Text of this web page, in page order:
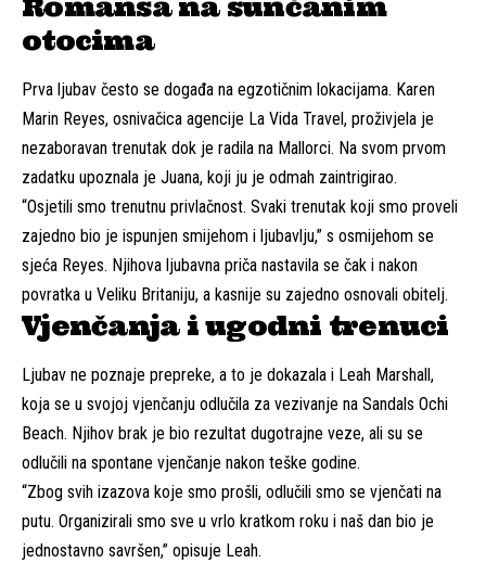
otocima
Prva ljubav često se događa na egzotičnim lokacijama. Karen
Marin Reyes, osnivačica agencije La Vida Travel, proživjela je
nezaboravan trenutak dok je radila na Mallorci. Na svom prvom
zadatku upoznala je Juana, koji ju je odmah zaintrigirao.
“Osjetili smo trenutnu privlačnost. Svaki trenutak koji smo proveli
zajedno bio je ispunjen smijehom i ljubavlju,” s osmijehom se
sjeća Reyes. Njihova ljubavna priča nastavila se čak i nakon
povratka u Veliku Britaniju, a kasnije su zajedno osnovali obitelj.
Vjenčanja i ugodni trenuci
Ljubav ne poznaje prepreke, a to je dokazala i Leah Marshall,
koja se u svojoj vjenčanju odlučila za vezivanje na Sandals Ochi
Beach. Njihov brak je bio rezultat dugotrajne veze, ali su se
odlučili na spontane vjenčanje nakon teške godine.
“Zbog svih izazova koje smo prošli, odlučili smo se vjenčati na
putu. Organizirali smo sve u vrlo kratkom roku i naš dan bio je
jednostavno savršen,” opisuje Leah.